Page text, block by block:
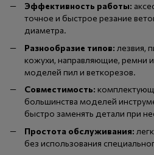
Эффективность работы:
точное и быстрое резание
диаметра.
Разнообразие типов: лезвия,
кожухи, направляющие, ремни
моделей пил и веткорезов.
Совместимость:
большинства моделей
быстро заменять детали при
Простота обслуживания:
без использования